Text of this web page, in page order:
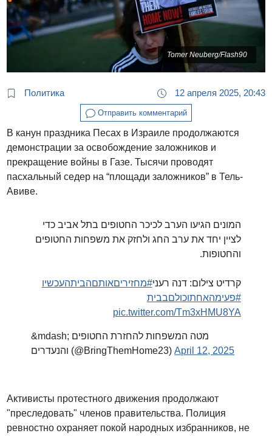
Tomer Neuberg/Flash90
Политика 12 апреля 2025, 20:43
Отправить комментарий
В канун праздника Песах в Израиле продолжаются
демонстрации за освобождение заложников и
прекращение войны в Газе. Тысячи проводят
пасхальный седер на “площади заложников” в Тель-
Авиве.
המונים הגיעו הערב לכיכר החטופים בתל אביב כדי
לציין יחד את ערב החג ולחזק את משפחות החטופים
והחטופות.
קרדיט צילום: דנה רעני#מחזיריםאותםהביתהעכשיו
#פעימהאחתוכולםבבית
pic.twitter.com/Tm3xHMU8YA
&mdash; מטה המשפחות להחזרת החטופים
והנעדרים (@BringThemHome23)April 12, 2025
Активисты протестного движения продолжают
"преследовать" членов правительства. Полиция
ревностно охраняет покой народных избранников, не